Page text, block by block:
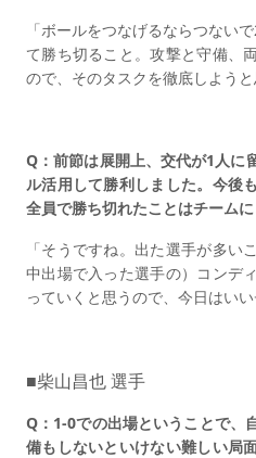
「ボールをつなげるならつない
て勝ち切ること。攻撃と守備、
ので、そのタスクを徹底しようと
Q：前節は展開上、交代が1人に
ル活用して勝利しました。今後
全員で勝ち切れたことはチーム
「そうですね。出た選手が多い
中出場で入った選手の）コンデ
っていくと思うので、今日はい
■柴山昌也 選手
Q：1-0での出場ということで、
備もしないといけない難しい局